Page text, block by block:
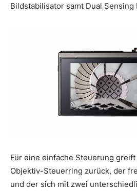
Bildstabilisator samt Dual Sensing
Für eine einfache Steuerung
Objektiv-Steuerring zurück, der
und der sich mit zwei